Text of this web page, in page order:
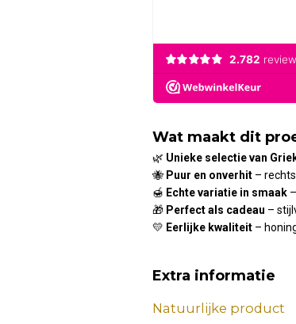
Wat maakt dit
🌿 Unieke selectie van
🐝 Puur en onverhit –
🍯 Echte variatie in smaak
🎁 Perfect als cadeau –
💛 Eerlijke kwaliteit –
Extra informatie
Natuurlijke product